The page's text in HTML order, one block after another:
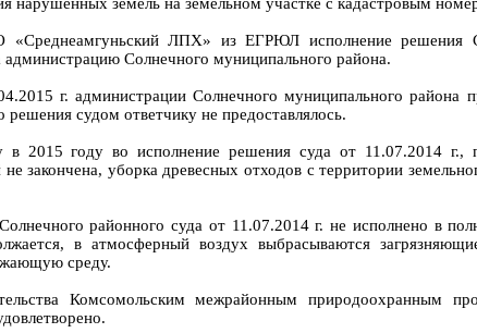
ЛПХ» из ЕГРЮЛ исполнение решения
Солнечного муниципального района.
г. администрации Солнечного муниципального района
судом ответчику не предоставлялось.
в 2015 году во исполнение решения суда от 11.07.2014
не закончена, уборка древесных отходов с территории
районного суда от 11.07.2014 г. не исполнено в
в атмосферный воздух выбрасываются
среду.
Комсомольским межрайонным природоохранным